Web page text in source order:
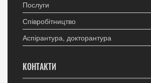
Послуги
Співробітництво
Аспірантура, докторантура
КОНТАКТИ